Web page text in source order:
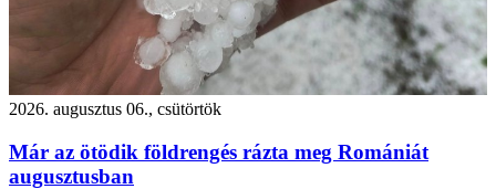
2026. augusztus 06., csütörtök
Már az ötödik földrengés rázta meg Romániát
augusztusban